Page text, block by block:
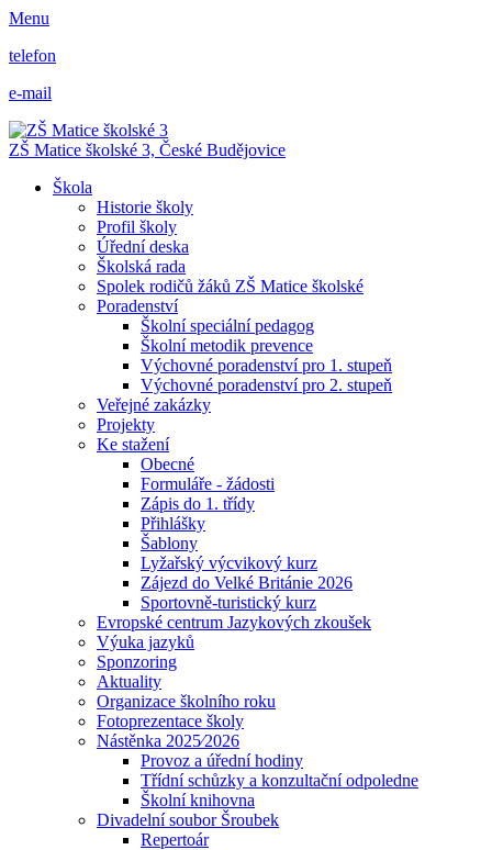
Menu
telefon
e-mail
ZŠ Matice školské 3, České Budějovice
Škola
Historie školy
Profil školy
Úřední deska
Školská rada
Spolek rodičů žáků ZŠ Matice školské
Poradenství
Školní speciální pedagog
Školní metodik prevence
Výchovné poradenství pro 1. stupeň
Výchovné poradenství pro 2. stupeň
Veřejné zakázky
Projekty
Ke stažení
Obecné
Formuláře - žádosti
Zápis do 1. třídy
Přihlášky
Šablony
Lyžařský výcvikový kurz
Zájezd do Velké Británie 2026
Sportovně-turistický kurz
Evropské centrum Jazykových zkoušek
Výuka jazyků
Sponzoring
Aktuality
Organizace školního roku
Fotoprezentace školy
Nástěnka 2025⁄2026
Provoz a úřední hodiny
Třídní schůzky a konzultační odpoledne
Školní knihovna
Divadelní soubor Šroubek
Repertoár